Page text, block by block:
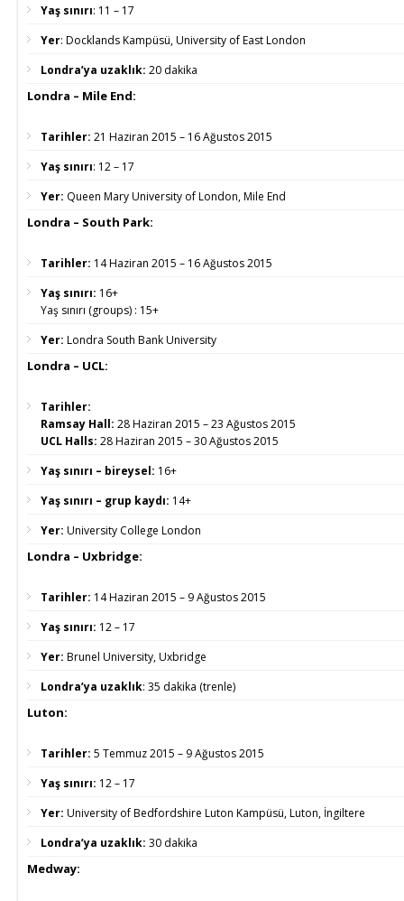
Yaş sınırı: 11 – 17
Yer: Docklands Kampüsü, University of East London
Londra’ya uzaklık: 20 dakika
Londra – Mile End:
Tarihler: 21 Haziran 2015 – 16 Ağustos 2015
Yaş sınırı: 12 – 17
Yer: Queen Mary University of London, Mile End
Londra – South Park:
Tarihler: 14 Haziran 2015 – 16 Ağustos 2015
Yaş sınırı: 16+
Yaş sınırı (groups) : 15+
Yer: Londra South Bank University
Londra – UCL:
Tarihler:
Ramsay Hall: 28 Haziran 2015 – 23 Ağustos 2015
UCL Halls: 28 Haziran 2015 – 30 Ağustos 2015
Yaş sınırı – bireysel: 16+
Yaş sınırı – grup kaydı: 14+
Yer: University College London
Londra – Uxbridge:
Tarihler: 14 Haziran 2015 – 9 Ağustos 2015
Yaş sınırı: 12 – 17
Yer: Brunel University, Uxbridge
Londra’ya uzaklık: 35 dakika (trenle)
Luton:
Tarihler: 5 Temmuz 2015 – 9 Ağustos 2015
Yaş sınırı: 12 – 17
Yer: University of Bedfordshire Luton Kampüsü, Luton, İngiltere
Londra’ya uzaklık: 30 dakika
Medway: